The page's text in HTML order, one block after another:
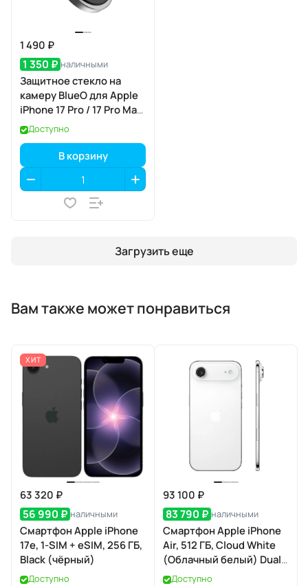
1 490 ₽
1 350 ₽ наличными
Защитное стекло на
камеру BlueO для Apple
iPhone 17 Pro / 17 Pro Max,
Aluminium, 3 шт., Dark
Blue (тёмно-синий), с
аппликатором
Доступно
В корзину
Загрузить еще
Вам также может понравиться
ХИТ
63 320 ₽
56 990 ₽ наличными
Смартфон Apple iPhone
17e, 1-SIM + eSIM, 256 ГБ,
Black (чёрный)
Доступно
93 100 ₽
83 790 ₽ наличными
Смартфон Apple iPhone
Air, 512 ГБ, Cloud White
(Облачный белый) Dual
eSIM
Доступно